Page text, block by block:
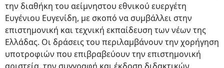
την διαθήκη του αείμνηστου εθνικού ευεργέτη
Ευγένιου Ευγενίδη, με σκοπό να συμβάλλει στην
επιστημονική και τεχνική εκπαίδευση των νέων της
Ελλάδας. Οι δράσεις του περιλαμβάνουν την χορήγηση
υποτροφιών που επιβραβεύουν την επιστημονική